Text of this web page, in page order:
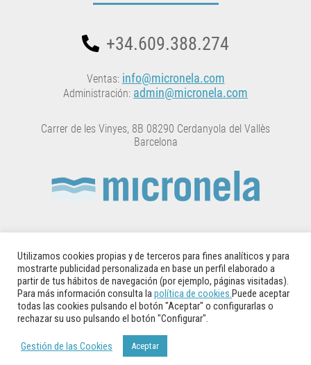
+34.609.388.274
Ventas: info@micronela.com
Administración: admin@micronela.com
Carrer de les Vinyes, 8B 08290 Cerdanyola del Vallès
Barcelona
Establicimientos y Servicios de Plagas (ROESP) con el
número: 5414CAT-LgB
© 2014 – 2025 Copyright Micronela
Política de Privacidad
Gestión de las Cookies
Utilizamos cookies propias y de terceros para fines analíticos y para
mostrarte publicidad personalizada en base un perfil elaborado a
partir de tus hábitos de navegación (por ejemplo, páginas visitadas).
Para más información consulta lapolítica de cookies.Puede aceptar
todas las cookies pulsando el botón "Aceptar" o configurarlas o
rechazar su uso pulsando el botón "Configurar".
Gestión de las Cookies Aceptar